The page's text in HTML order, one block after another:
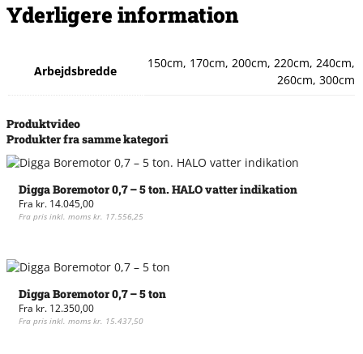
Yderligere information
Arbejdsbredde
150cm, 170cm, 200cm, 220cm, 240cm,
260cm, 300cm
Produktvideo
Produkter fra samme kategori
Digga Boremotor 0,7 – 5 ton. HALO vatter indikation
Fra kr. 14.045,00
Fra pris inkl. moms kr. 17.556,25
har
varianter.
Mulighederne
kan
Digga Boremotor 0,7 – 5 ton
Fra kr. 12.350,00
Fra pris inkl. moms kr. 15.437,50